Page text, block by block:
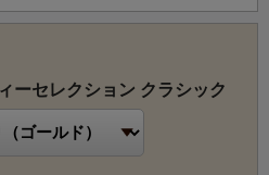
ーセレクション クラシック